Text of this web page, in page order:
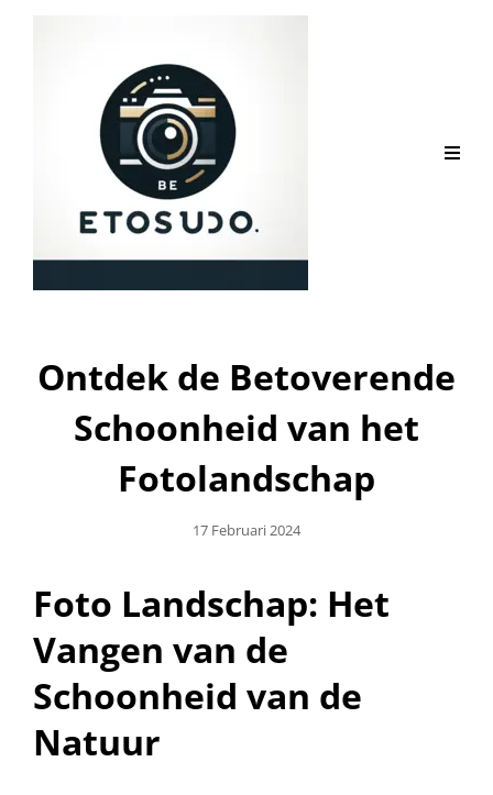
Ontdek de Betoverende
Schoonheid van het
Fotolandschap
Geplaatst
17 Februari 2024
Foto Landschap: Het
Vangen van de
Schoonheid van de
Natuur